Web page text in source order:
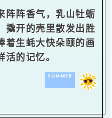
阵阵香气，乳山牡蛎
撬开的壳里散发出胜
着生蚝大快朵颐的画
的记忆。
SUMMER